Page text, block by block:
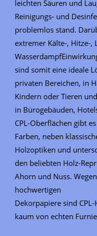
leichten Säuren und
Reinigungs- und
problemlos stand.
extremer Kälte-, Hitze-,
sind somit eine ideale
privaten Bereichen, in
Kindern oder Tieren
in Bürogebäuden,
CPL-Oberflächen gibt
Farben, neben
Holzoptiken und
den beliebten Holz-
Ahorn und Nuss.
hochwertigen
Dekorpapiere sind
kaum von echten